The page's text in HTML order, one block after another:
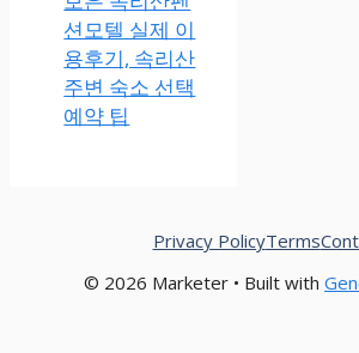
션모텔 실제 이
용후기, 속리산
주변 숙소 선택
예약 팁
© 2026 Marketer • Built with
Privacy PolicyTerms